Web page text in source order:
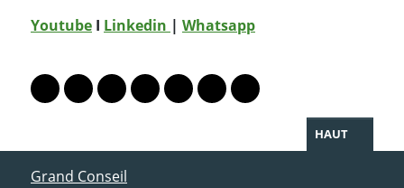
Youtube I Linkedin | Whatsapp
Lien vers le profil Mastodon
Lien vers le profil Bluesky
Lien vers le profil Instagram
Lien vers le profil Linkedin
Lien vers le profil Facebook
Lien vers le profil Twitter
Partager par WhatsApp
HAUT
ACCÈS DIRECT
Grand Conseil